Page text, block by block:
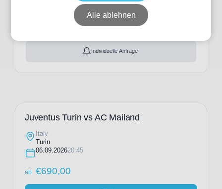
Ticket(s) + Hotel
Individuelle Anfrage
Juventus Turin vs AC Mailand
Italy
Turin
06.09.202620:45
ab €690,00
Alle ablehnen